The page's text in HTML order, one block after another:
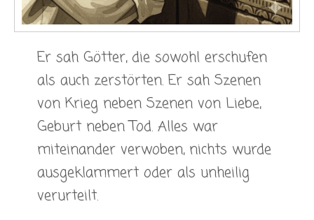
Er sah Götter, die sowohl erschufen
als auch zerstörten. Er sah Szenen
von Krieg neben Szenen von Liebe,
Geburt neben Tod. Alles war
miteinander verwoben, nichts wurde
ausgeklammert oder als unheilig
verurteilt.